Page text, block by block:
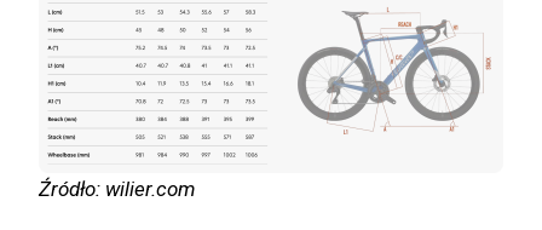
Źródło: wilier.com